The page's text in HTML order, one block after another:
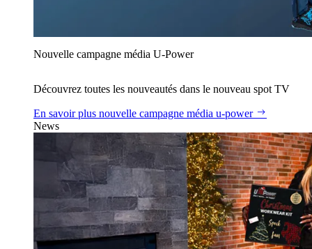
Nouvelle campagne média U‑Power
Découvrez toutes les nouveautés dans le nouveau spot TV
En savoir plus nouvelle campagne média u‑power
News